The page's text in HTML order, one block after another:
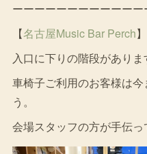
ーーーーーーーーーーーー
【名古屋Music Bar Perch】
入口に下りの階段がありま
車椅子ご利用のお客様は
う。
会場スタッフの方が手伝